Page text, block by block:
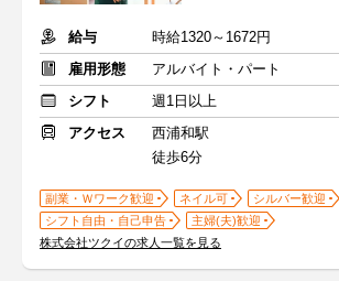
給与
時給1320～1672円
雇用形態
アルバイト・パート
シフト
週1日以上
アクセス
西浦和駅
徒歩6分
副業・Ｗワーク歓迎 ネイル可
シルバー歓迎
シフト自由・自己申告
主婦(夫)歓迎
株式会社ツクイの求人一覧を見る